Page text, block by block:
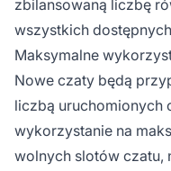
zbilansowaną liczbę
wszystkich
Maksymalne
Nowe czaty będą
liczbą uruchomionych
wykorzystanie na
wolnych slotów czatu,